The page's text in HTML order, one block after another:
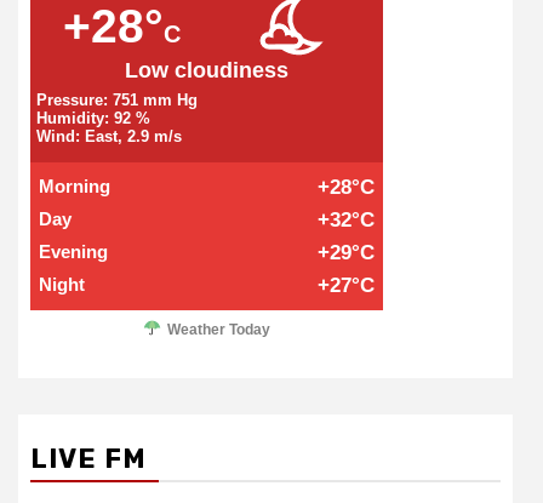
+28°C
Low cloudiness
Pressure: 751 mm Hg
Humidity: 92 %
Wind: East, 2.9 m/s
Morning +28°C
Day +32°C
Evening +29°C
Night +27°C
Weather Today
LIVE FM